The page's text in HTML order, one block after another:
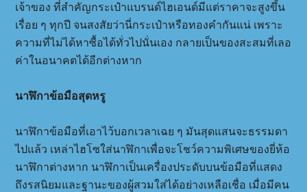
เจ้าของ ที่สำคัญกระเป๋าแบรนด์ไฮเอนด์มีแต่ราคาจะสูงขึ้น
เรื่อย ๆ ทุกปี จนสงสัยว่านี่กระเป๋าหรือทองคำกันแน่ เพราะ
ความที่ไม่ได้หาซื้อได้ทั่วไปนั่นเอง กลายเป็นของสะสมที่เลอ
ค่าในอนาคตได้อีกต่างหาก
นาฬิกาข้อมือสุดหรู
นาฬิกาข้อมือที่เอาไว้บอกเวลาเฉย ๆ มันสุดแสนจะธรรมดา
ไปแล้ว เหล่าไฮโซใส่นาฬิกาเพื่อจะโชว์ความพิเศษของยี่ห้อ
นาฬิกาต่างหาก นาฬิกาเป็นเครื่องประดับบนข้อมือที่แสดง
ถึงรสนิยมและฐานะของผู้สวมใส่ได้อย่างเหลือเชื่อ เมื่อมีคน